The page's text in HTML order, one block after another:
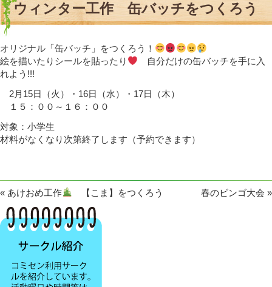
ウィンター工作 缶バッチをつくろう
オリジナル「缶バッチ」をつくろう！
絵を描いたりシールを貼ったり
自分だけの缶バッチを手に入
れよう!!!
2月15日（火）・16日（水）・17日（木）
１５：００～１６：００
対象：小学生
材料がなくなり次第終了します（予約できます）
« あけおめ工作 【こま】をつくろう 春のビンゴ大会 »